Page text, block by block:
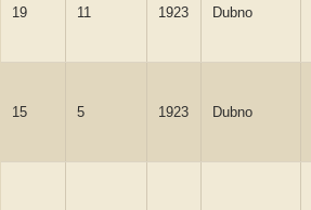
19 11 1923 Dubno
15 5 1923 Dubno